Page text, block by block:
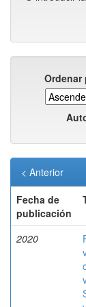
Ordenar
< Anterior
Fecha de
publicación
2020